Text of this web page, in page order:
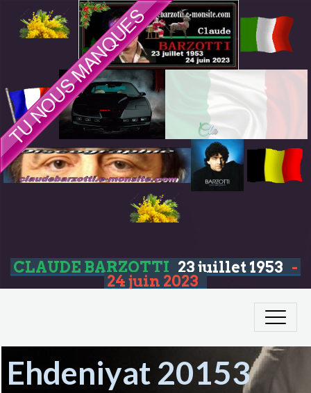
CLAUDE BARZOTTI 23 juillet 1953 -
24 juin 2023
Ehdeniyat 20153